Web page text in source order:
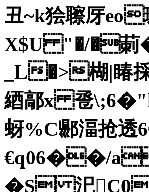
丑~k狯聺厊
X$U "�/�莿
_L�>楜 |睶
綇鄗x 卺
蚜%C郻湢
€q06��/
�S 汜